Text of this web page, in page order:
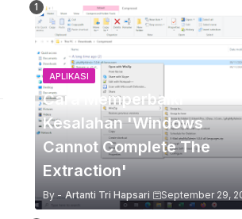
APLIKASI
Cara Memperbaiki
Kesalahan 'Windows
Cannot Complete The
Extraction'
By - Artanti Tri Hapsari September 29,